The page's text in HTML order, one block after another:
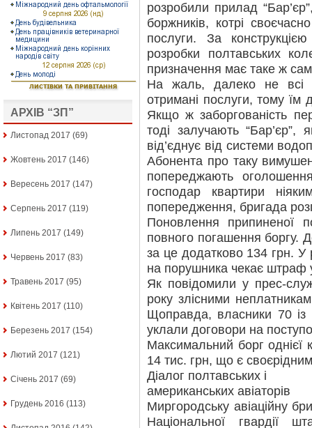
АРХІВ “ЗП”
Листопад 2017 (69)
Жовтень 2017 (146)
Вересень 2017 (147)
Серпень 2017 (119)
Липень 2017 (149)
Червень 2017 (83)
Травень 2017 (95)
Квітень 2017 (110)
Березень 2017 (154)
Лютий 2017 (121)
Січень 2017 (69)
Грудень 2016 (113)
розробили прилад
боржників, котрі
послуги. За
розробки полтавських
призначення має таке ж
На жаль, далеко не всі
отримані послуги, тому їм
Якщо ж заборгованість
тоді залучають “Бар’єр”,
від’єднує від системи
Абонента про таку
попереджають
господар квартири
попередження, бригада
Поновлення припиненої
повного погашення боргу.
за це додатково 134 грн. У
на порушника чекає штраф
Як повідомили у прес-
року злісними
Щоправда, власники 70 із
уклали договори на
Максимальний борг однієї
14 тис. грн, що є
Діалог полтавських і
американських авіаторів
Миргородську авіаційну
Національної гвардії